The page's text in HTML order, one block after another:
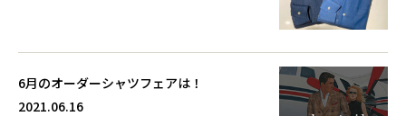
6月のオーダーシャツフェアは！
2021.06.16